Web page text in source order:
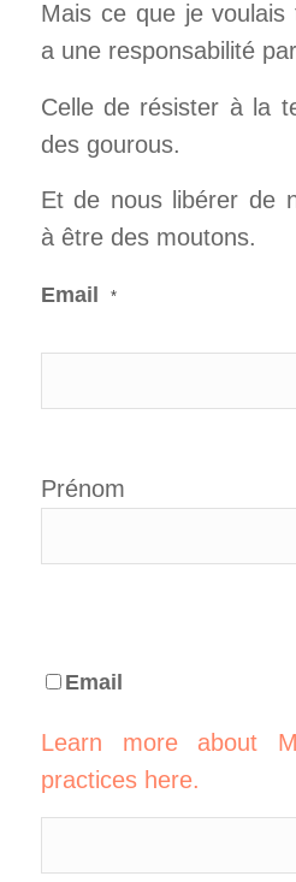
Mais ce que je voulais
a une responsabilité
Celle de résister à la
des gourous.
Et de nous libérer de
à être des moutons.
Email *
Prénom
Email
Learn more about
practices here.